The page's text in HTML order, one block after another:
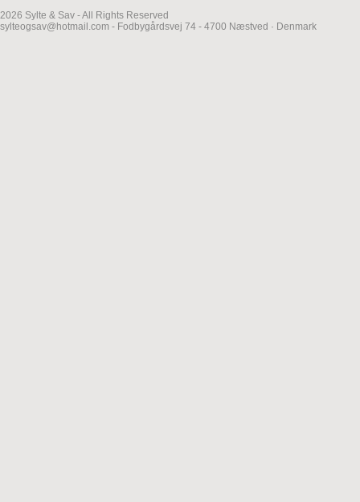
2026 Sylte & Sav - All Rights Reserved
sylteogsav@hotmail.com - Fodbygårdsvej 74 - 4700 Næstved · Denmark